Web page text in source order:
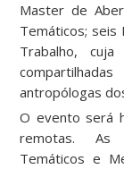
Master de
Temáticos; seis
Trabalho,
antropólogas
O evento será
remotas. As
Temáticos e